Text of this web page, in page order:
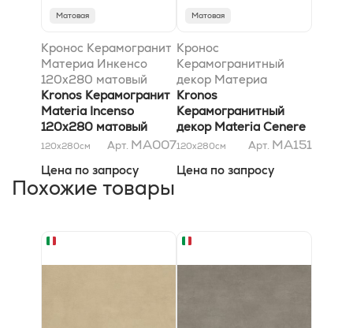
Матовая
Кронос Керамогранит
Материа Инкенсо
120x280 матовый
Kronos Керамогранит
Materia Incenso
120x280 матовый
120x280см Арт. MA007
Цена по запросу
Матовая
Кронос
Керамогранитный
декор Материа
Ченере Хари 120x280
матовый
Kronos
Керамогранитный
декор Materia Cenere
Hari 120x280 матовый
120x280см Арт. MA151
Цена по запросу
Похожие товары